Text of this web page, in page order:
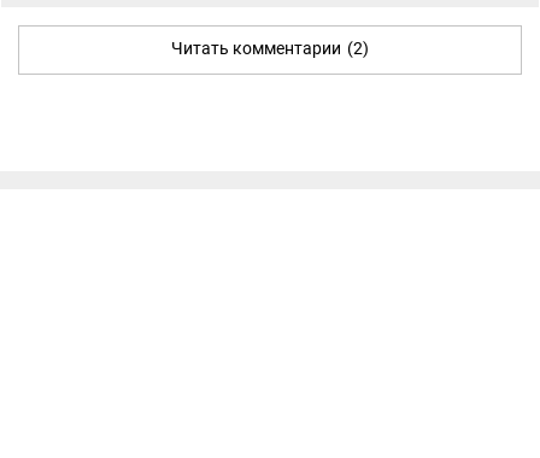
Читать комментарии (2)